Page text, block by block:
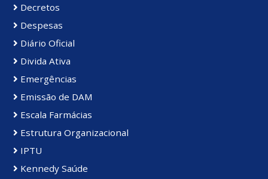
Decretos
Despesas
Diário Oficial
Divida Ativa
Emergências
Emissão de DAM
Escala Farmácias
Estrutura Organizacional
IPTU
Kennedy Saúde